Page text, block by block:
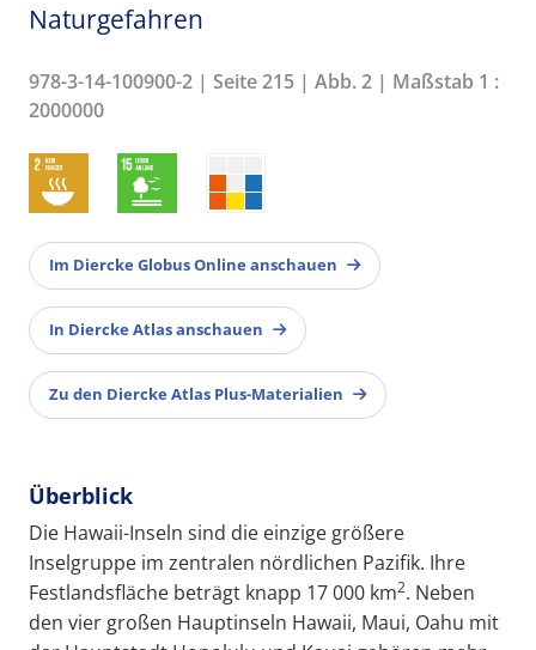
Naturgefahren
978-3-14-100900-2 | Seite 215 | Abb. 2 | Maßstab 1 :
2000000
Im Diercke Globus Online anschauen
In Diercke Atlas anschauen
Zu den Diercke Atlas Plus-Materialien
Überblick
Die Hawaii-Inseln sind die einzige größere
Inselgruppe im zentralen nördlichen Pazifik. Ihre
Festlandsfläche beträgt knapp 17 000 km2. Neben
den vier großen Hauptinseln Hawaii, Maui, Oahu mit